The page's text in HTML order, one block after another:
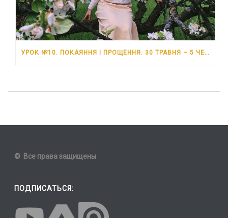
УРОК №10. ПОКАЯННЯ І ПРОЩЕННЯ. 30 ТРАВНЯ – 5 ЧЕРВНЯ 2026 РОКУ
© Все права защищены
ПОДПИСАТЬСЯ: